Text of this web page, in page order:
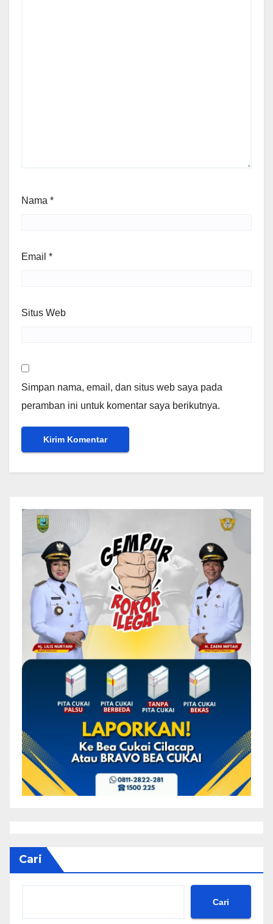
Nama *
Email *
Situs Web
Simpan nama, email, dan situs web saya pada
peramban ini untuk komentar saya berikutnya.
Cari
Cari